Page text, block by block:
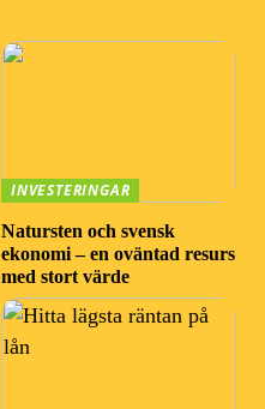
INVESTERINGAR
Natursten och svensk
ekonomi – en oväntad resurs
med stort värde